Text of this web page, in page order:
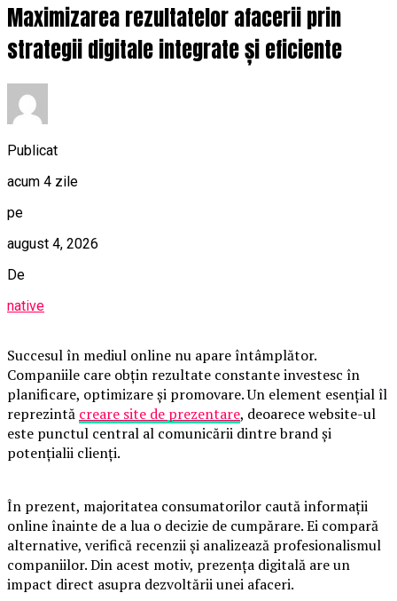
Maximizarea rezultatelor afacerii prin
strategii digitale integrate și eficiente
Publicat
acum 4 zile
pe
august 4, 2026
De
native
Succesul în mediul online nu apare întâmplător.
Companiile care obțin rezultate constante investesc în
planificare, optimizare și promovare. Un element esențial îl
reprezintă creare site de prezentare, deoarece website-ul
este punctul central al comunicării dintre brand și
potențialii clienți.
În prezent, majoritatea consumatorilor caută informații
online înainte de a lua o decizie de cumpărare. Ei compară
alternative, verifică recenzii și analizează profesionalismul
companiilor. Din acest motiv, prezența digitală are un
impact direct asupra dezvoltării unei afaceri.